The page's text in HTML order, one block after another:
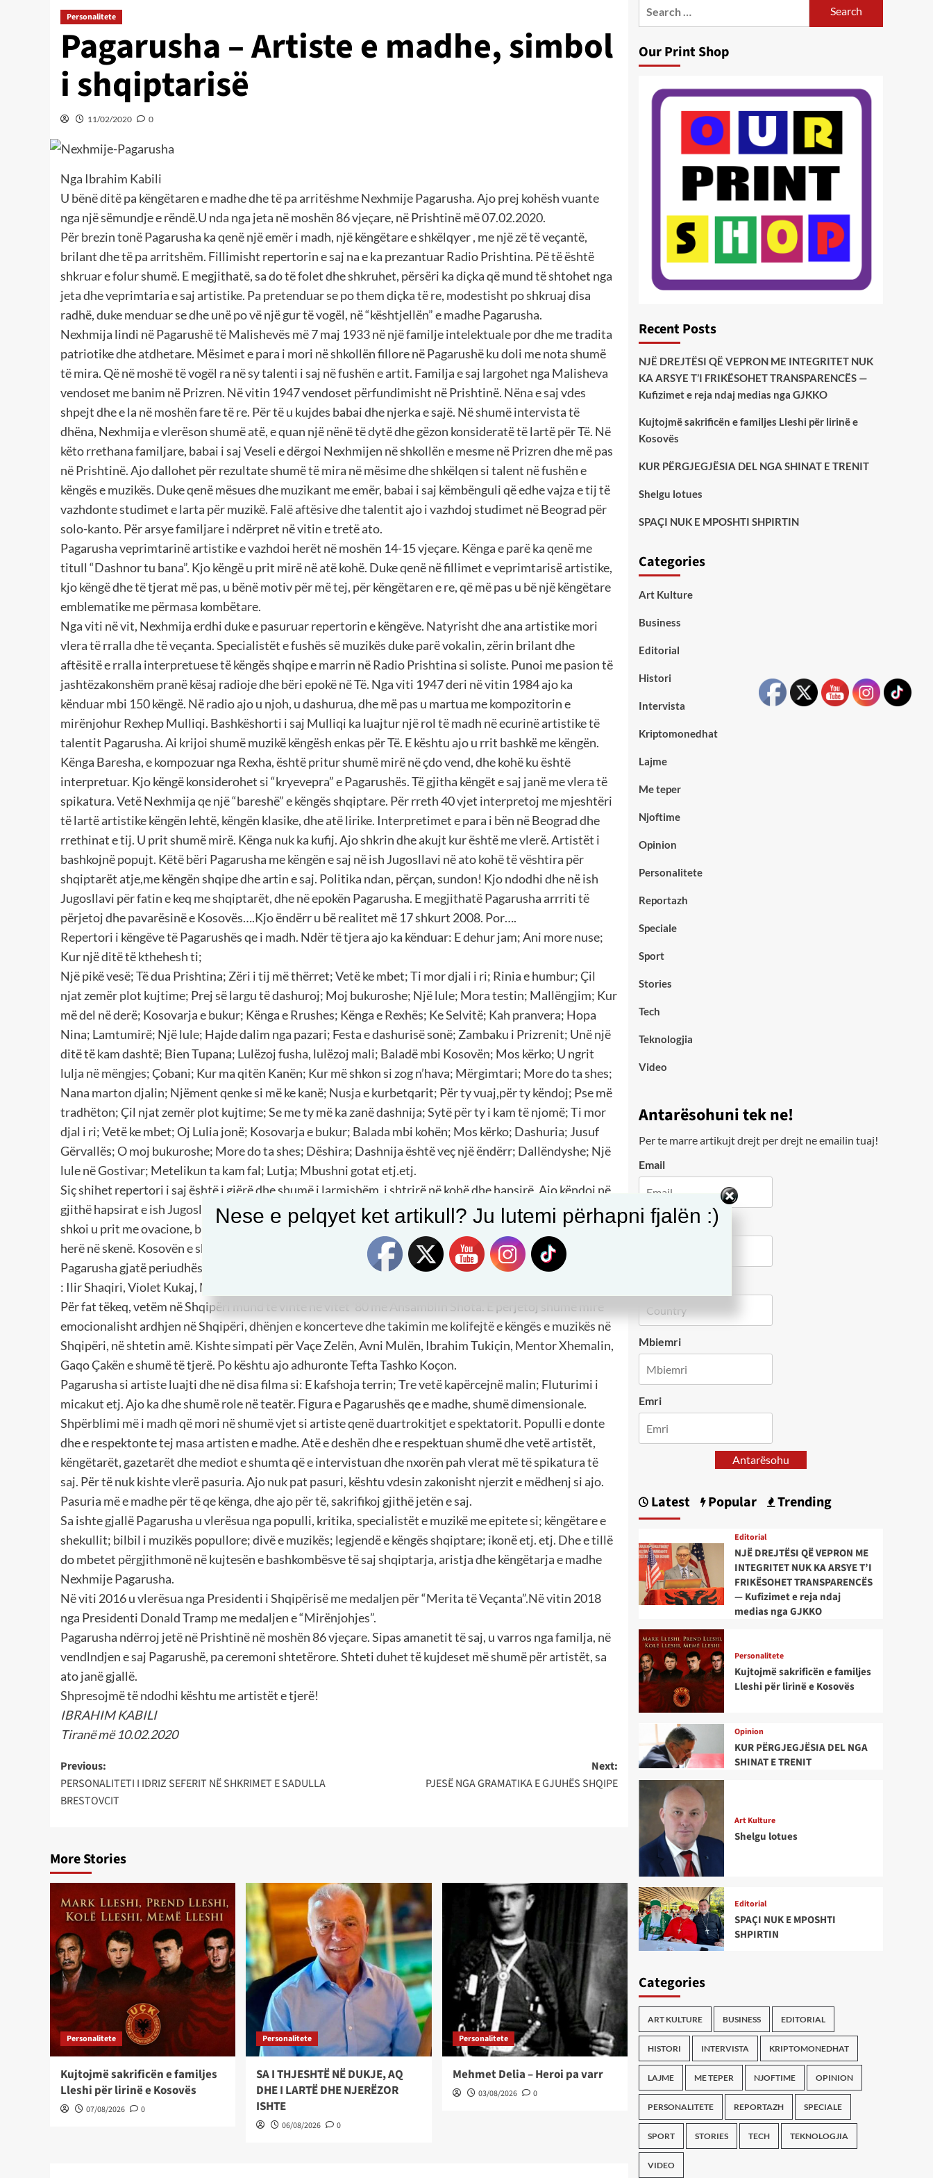
Personalitete
Pagarusha – Artiste e madhe, simbol
i shqiptarisë
11/02/2020 0
Nga Ibrahim Kabili
U bënë ditë pa këngëtaren e madhe dhe të pa arritëshme Nexhmije Pagarusha. Ajo prej kohësh vuante
nga një sëmundje e rëndë.U nda nga jeta në moshën 86 vjeçare, në Prishtinë më 07.02.2020.
Për brezin tonë Pagarusha ka qenë një emër i madh, një këngëtare e shkëlqyer , me një zë të veçantë,
brilant dhe të pa arritshëm. Fillimisht repertorin e saj na e ka prezantuar Radio Prishtina. Pë të është
shkruar e folur shumë. E megjithatë, sa do të folet dhe shkruhet, përsëri ka diçka që mund të shtohet nga
jeta dhe veprimtaria e saj artistike. Pa pretenduar se po them diçka të re, modestisht po shkruaj disa
radhë, duke menduar se dhe unë po vë një gur të vogël, në “kështjellën” e madhe Pagarusha.
Nexhmija lindi në Pagarushë të Malishevës më 7 maj 1933 në një familje intelektuale por dhe me tradita
patriotike dhe atdhetare. Mësimet e para i mori në shkollën fillore në Pagarushë ku doli me nota shumë
të mira. Që në moshë të vogël ra në sy talenti i saj në fushën e artit. Familja e saj largohet nga Malisheva
vendoset me banim në Prizren. Në vitin 1947 vendoset përfundimisht në Prishtinë. Nëna e saj vdes
shpejt dhe e la në moshën fare të re. Për të u kujdes babai dhe njerka e sajë. Në shumë intervista të
dhëna, Nexhmija e vlerëson shumë atë, e quan një nënë të dytë dhe gëzon konsideratë të lartë për Të. Në
këto rrethana familjare, babai i saj Veseli e dërgoi Nexhmijen në shkollën e mesme në Prizren dhe më pas
në Prishtinë. Ajo dallohet për rezultate shumë të mira në mësime dhe shkëlqen si talent në fushën e
këngës e muzikës. Duke qenë mësues dhe muzikant me emër, babai i saj këmbënguli që edhe vajza e tij të
vazhdonte studimet e larta për muzikë. Falë aftësive dhe talentit ajo i vazhdoj studimet në Beograd për
solo-kanto. Për arsye familjare i ndërpret në vitin e tretë ato.
Pagarusha veprimtarinë artistike e vazhdoi herët në moshën 14-15 vjeçare. Kënga e parë ka qenë me
titull “Dashnor tu bana”. Kjo këngë u prit mirë në atë kohë. Duke qenë në fillimet e veprimtarisë artistike,
kjo këngë dhe të tjerat më pas, u bënë motiv për më tej, për këngëtaren e re, që më pas u bë një këngëtare
emblematike me përmasa kombëtare.
Nga viti në vit, Nexhmija erdhi duke e pasuruar repertorin e këngëve. Natyrisht dhe ana artistike mori
vlera të rralla dhe të veçanta. Specialistët e fushës së muzikës duke parë vokalin, zërin brilant dhe
aftësitë e rralla interpretuese të këngës shqipe e marrin në Radio Prishtina si soliste. Punoi me pasion të
jashtëzakonshëm pranë kësaj radioje dhe bëri epokë në Të. Nga viti 1947 deri në vitin 1984 ajo ka
kënduar mbi 150 këngë. Në radio ajo u njoh, u dashurua, dhe më pas u martua me kompozitorin e
mirënjohur Rexhep Mulliqi. Bashkëshorti i saj Mulliqi ka luajtur një rol të madh në ecurinë artistike të
talentit Pagarusha. Ai krijoi shumë muzikë këngësh enkas për Të. E kështu ajo u rrit bashkë me këngën.
Kënga Baresha, e kompozuar nga Rexha, është pritur shumë mirë në çdo vend, dhe kohë ku është
interpretuar. Kjo këngë konsiderohet si “kryevepra” e Pagarushës. Të gjitha këngët e saj janë me vlera të
spikatura. Vetë Nexhmija qe një “bareshë” e këngës shqiptare. Për rreth 40 vjet interpretoj me mjeshtëri
të lartë artistike këngën lehtë, këngën klasike, dhe atë lirike. Interpretimet e para i bën në Beograd dhe
rrethinat e tij. U prit shumë mirë. Kënga nuk ka kufij. Ajo shkrin dhe akujt kur është me vlerë. Artistët i
bashkojnë popujt. Këtë bëri Pagarusha me këngën e saj në ish Jugosllavi në ato kohë të vështira për
shqiptarët atje,me këngën shqipe dhe artin e saj. Politika ndan, përçan, sundon! Kjo ndodhi dhe në ish
Jugosllavi për fatin e keq me shqiptarët, dhe në epokën Pagarusha. E megjithatë Pagarusha arrriti të
përjetoj dhe pavarësinë e Kosovës….Kjo ëndërr u bë realitet më 17 shkurt 2008. Por….
Repertori i këngëve të Pagarushës qe i madh. Ndër të tjera ajo ka kënduar: E dehur jam; Ani more nuse;
Kur një ditë të kthehesh ti;
Një pikë vesë; Të dua Prishtina; Zëri i tij më thërret; Vetë ke mbet; Ti mor djali i ri; Rinia e humbur; Çil
njat zemër plot kujtime; Prej së largu të dashuroj; Moj bukuroshe; Një lule; Mora testin; Mallëngjim; Kur
më del në derë; Kosovarja e bukur; Kënga e Rrushes; Kënga e Rexhës; Ke Selvitë; Kah pranvera; Hopa
Nina; Lamtumirë; Një lule; Hajde dalim nga pazari; Festa e dashurisë sonë; Zambaku i Prizrenit; Unë një
ditë të kam dashtë; Bien Tupana; Lulëzoj fusha, lulëzoj mali; Baladë mbi Kosovën; Mos kërko; U ngrit
lulja në mëngjes; Çobani; Kur ma qitën Kanën; Kur më shkon si zog n’hava; Mërgimtari; More do ta shes;
Nana marton djalin; Njëment qenke si më ke kanë; Nusja e kurbetqarit; Për ty vuaj,për ty këndoj; Pse më
tradhëton; Çil njat zemër plot kujtime; Se me ty më ka zanë dashnija; Sytë për ty i kam të njomë; Ti mor
djal i ri; Vetë ke mbet; Oj Lulia jonë; Kosovarja e bukur; Balada mbi kohën; Mos kërko; Dashuria; Jusuf
Gërvallës; O moj bukuroshe; More do ta shes; Dëshira; Dashnija është veç një ëndërr; Dallëndyshe; Një
lule në Gostivar; Metelikun ta kam fal; Lutja; Mbushni gotat etj.etj.
Siç shihet repertori i saj është i gjërë dhe shumë i larmishëm, i shtrirë në kohë dhe hapsirë. Ajo këndoj në
gjithë hapsirat e ish Jugosllavisë, në trevat shqiptare, në Bullgari, Turqi, Izrael e shtete të tjera. Kudo që
shkoi u prit me ovacione, brohoritje, dashuri dhe respek të madh. Në shumicën e rasteve ajo kthehej disa
herë në skenë. Kosovën e shkeli disa herë në çdo pëllëmbë të saj….
Pagarusha gjatë periudhës 40 vjeçare në interpretim ka pasur dhe bashkëpunime me këngëtarë të tillë si
: Ilir Shaqiri, Violet Kukaj, Muhamed Shala, Vera Shanta, Zef Tupeci, Ardit Gjebrea etj.
Për fat tëkeq, vetëm në Shqipëri mund të vinte në vitet ’80 me Ansamblin Shota. E përjetoj shumë mirë
emocionalisht ardhjen në Shqipëri, dhënjen e koncerteve dhe takimin me kolifejtë e këngës e muzikës në
Shqipëri, në shtetin amë. Kishte simpati për Vaçe Zelën, Avni Mulën, Ibrahim Tukiçin, Mentor Xhemalin,
Gaqo Çakën e shumë të tjerë. Po kështu ajo adhuronte Tefta Tashko Koçon.
Pagarusha si artiste luajti dhe në disa filma si: E kafshoja terrin; Tre vetë kapërcejnë malin; Fluturimi i
micakut etj. Ajo ka dhe shumë role në teatër. Figura e Pagarushës qe e madhe, shumë dimensionale.
Shpërblimi më i madh që mori në shumë vjet si artiste qenë duartrokitjet e spektatorit. Populli e donte
dhe e respektonte tej masa artisten e madhe. Atë e deshën dhe e respektuan shumë dhe vetë artistët,
këngëtarët, gazetarët dhe mediot e shumta që e intervistuan dhe nxorën pah vlerat më të spikatura të
saj. Për të nuk kishte vlerë pasuria. Ajo nuk pat pasuri, kështu vdesin zakonisht njerzit e mëdhenj si ajo.
Pasuria më e madhe për të qe kënga, dhe ajo për të, sakrifikoj gjithë jetën e saj.
Sa ishte gjallë Pagarusha u vlerësua nga populli, kritika, specialistët e muzikë me epitete si; këngëtare e
shekullit; bilbil i muzikës popullore; divë e muzikës; legjendë e këngës shqiptare; ikonë etj. etj. Dhe e tillë
do mbetet përgjithmonë në kujtesën e bashkombësve të saj shqiptarja, aristja dhe këngëtarja e madhe
Nexhmije Pagarusha.
Në viti 2016 u vlerësua nga Presidenti i Shqipërisë me medaljen për “Merita të Veçanta”.Në vitin 2018
nga Presidenti Donald Tramp me medaljen e “Mirënjohjes”.
Pagarusha ndërroj jetë në Prishtinë në moshën 86 vjeçare. Sipas amanetit të saj, u varros nga familja, në
vendlndjen e saj Pagarushë, pa ceremoni shtetërore. Shteti duhet të kujdeset më shumë për artistët, sa
ato janë gjallë.
Shpresojmë të ndodhi kështu me artistët e tjerë!
IBRAHIM KABILI
Tiranë më 10.02.2020
Post
navigation
Previous:
PERSONALITETI I IDRIZ SEFERIT NË SHKRIMET E SADULLA
BRESTOVCIT
Next:
PJESË NGA GRAMATIKA E GJUHËS SHQIPE
More Stories
Personalitete
Kujtojmë sakrificën e familjes
Lleshi për lirinë e Kosovës
07/08/2026 0
Personalitete
SA I THJESHTË NË DUKJE, AQ
DHE I LARTË DHE NJERËZOR
ISHTE
06/08/2026 0
Personalitete
Mehmet Delia – Heroi pa varr
03/08/2026 0
Our Print Shop
Recent Posts
NJË DREJTËSI QË VEPRON ME INTEGRITET NUK
KA ARSYE T’I FRIKËSOHET TRANSPARENCËS —
Kufizimet e reja ndaj medias nga GJKKO
Kujtojmë sakrificën e familjes Lleshi për lirinë e
Kosovës
KUR PËRGJEGJËSIA DEL NGA SHINAT E TRENIT
Shelgu lotues
SPAÇI NUK E MPOSHTI SHPIRTIN
Categories
Art Kulture
Business
Editorial
Histori
Intervista
Kriptomonedhat
Lajme
Me teper
Njoftime
Opinion
Personalitete
Reportazh
Speciale
Sport
Stories
Tech
Teknologjia
Video
Antarësohuni tek ne!
Per te marre artikujt drejt per drejt ne emailin tuaj!
Email
City
Mbiemri
Emri
Antarësohu
Latest Popular Trending
Editorial
NJË DREJTËSI QË VEPRON ME
INTEGRITET NUK KA ARSYE T’I
FRIKËSOHET TRANSPARENCËS
— Kufizimet e reja ndaj
medias nga GJKKO
Personalitete
Kujtojmë sakrificën e familjes
Lleshi për lirinë e Kosovës
Opinion
KUR PËRGJEGJËSIA DEL NGA
SHINAT E TRENIT
Art Kulture
Shelgu lotues
Editorial
SPAÇI NUK E MPOSHTI
SHPIRTIN
Categories
ART KULTURE BUSINESS EDITORIAL
HISTORI INTERVISTA KRIPTOMONEDHAT
LAJME ME TEPER NJOFTIME OPINION
PERSONALITETE REPORTAZH SPECIALE
SPORT STORIES TECH TEKNOLOGJIA
VIDEO
Nese e pelqyet ket artikull? Ju lutemi përhapni fjalën :)